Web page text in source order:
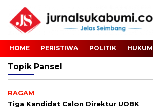
HOME PERISTIWA POLITIK HUKUM
Topik Pansel
RAGAM
Tiga Kandidat Calon Direktur UOBK